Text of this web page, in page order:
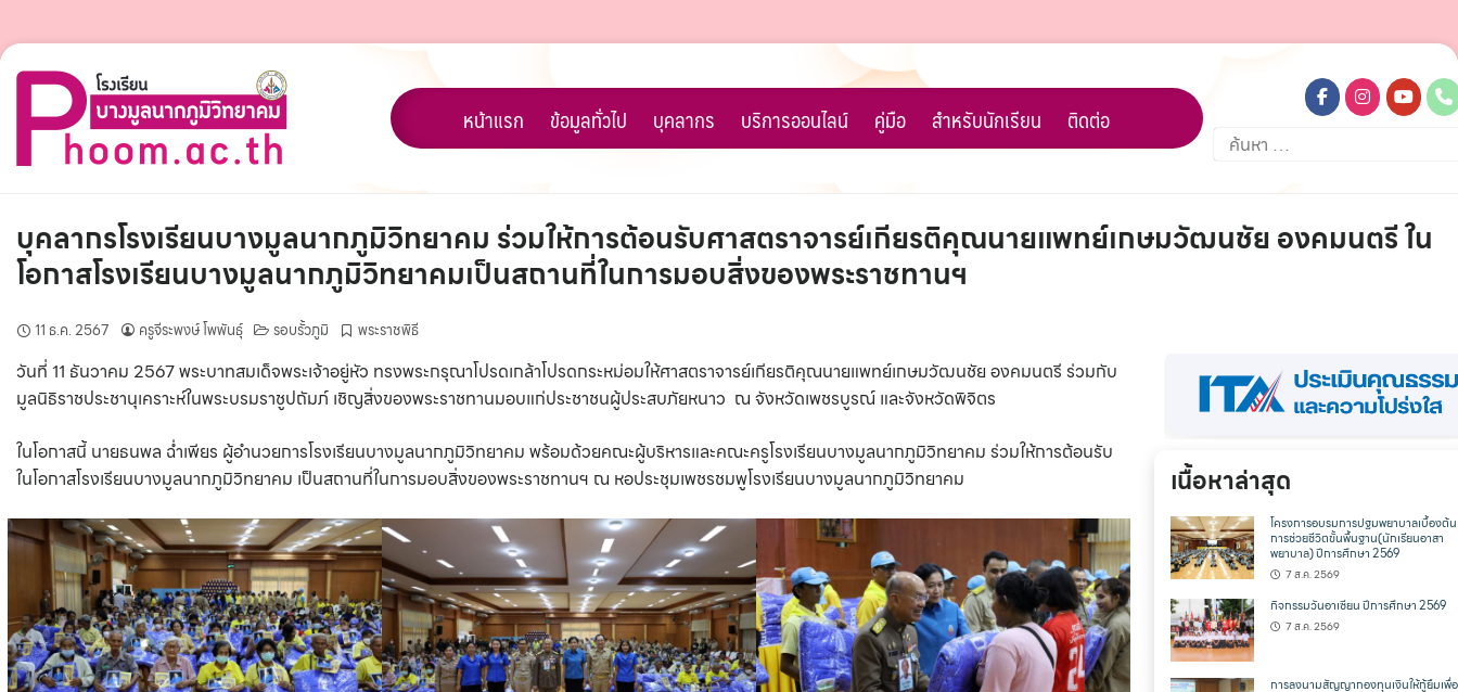
Skip
content
หน้าแรก ข้อมูลทั่วไป บุคลากร บริการออนไลน์ คู่มือ สำหรับนักเรียน ติดต่อ
ค้นหา
สำหรับ:
บุคลากรโรงเรียนบางมูลนากภูมิวิทยาคม ร่วมให้การต้อนรับศาสตราจารย์เกียรติคุณนายแพทย์เกษมวัฒนชัย องคมนตรี ใน
โอกาสโรงเรียนบางมูลนากภูมิวิทยาคมเป็นสถานที่ในการมอบสิ่งของพระราชทานฯ
11 ธ.ค. 2567 ครูจีระพงษ์ โพพันธุ์ รอบรั้วภูมิ พระราชพิธี
วันที่ 11 ธันวาคม 2567 พระบาทสมเด็จพระเจ้าอยู่หัว ทรงพระกรุณาโปรดเกล้าโปรดกระหม่อมให้ศาสตราจารย์เกียรติคุณนายแพทย์เกษมวัฒนชัย องคมนตรี ร่วมกับ
มูลนิธิราชประชานุเคราะห์ในพระบรมราชูปถัมภ์ เชิญสิ่งของพระราชทานมอบแก่ประชาชนผู้ประสบภัยหนาว ณ จังหวัดเพชรบูรณ์ และจังหวัดพิจิตร
ในโอกาสนี้ นายธนพล ฉ่ำเพียร ผู้อำนวยการโรงเรียนบางมูลนากภูมิวิทยาคม พร้อมด้วยคณะผู้บริหารและคณะครูโรงเรียนบางมูลนากภูมิวิทยาคม ร่วมให้การต้อนรับ
ในโอกาสโรงเรียนบางมูลนากภูมิวิทยาคม เป็นสถานที่ในการมอบสิ่งของพระราชทานฯ ณ หอประชุมเพชรชมพูโรงเรียนบางมูลนากภูมิวิทยาคม
เนื้อหาล่าสุด
โครงการอบรมการปฐมพยาบาลเบื้องต้น
การช่วยชีวิตขั้นพื้นฐาน(นักเรียนอาสา
พยาบาล) ปีการศึกษา 2569
7 ส.ค. 2569
กิจกรรมวันอาเซียน ปีการศึกษา 2569
7 ส.ค. 2569
การลงนามสัญญากองทุนเงินให้กู้ยืมเพื่